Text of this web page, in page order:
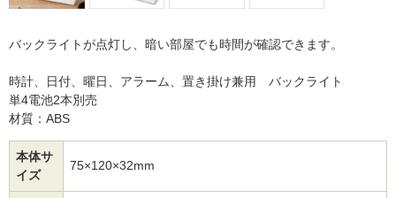
バックライトが点灯し、暗い部屋でも時間が確認できます。
時計、日付、曜日、アラーム、置き掛け兼用 バックライト
単4電池2本別売
材質：ABS
本体サ
イズ
75×120×32mm